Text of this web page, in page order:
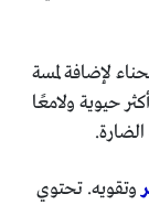
لإضافة لمسة
حيوية ولامعًا
وتقويه. تحتوي